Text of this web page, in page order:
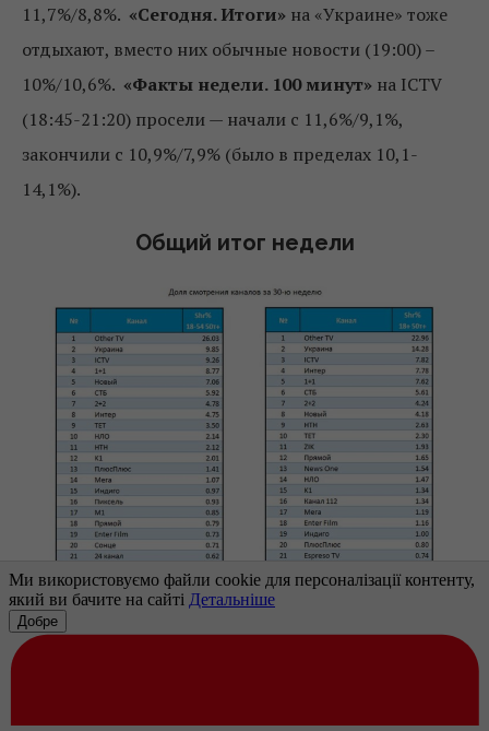
11,7%/8,8%. «Сегодня. Итоги» на «Украине» тоже
отдыхают, вместо них обычные новости (19:00) –
10%/10,6%. «Факты недели. 100 минут» на ICTV
(18:45-21:20) просели — начали с 11,6%/9,1%,
закончили с 10,9%/7,9% (было в пределах 10,1-
14,1%).
Общий итог недели